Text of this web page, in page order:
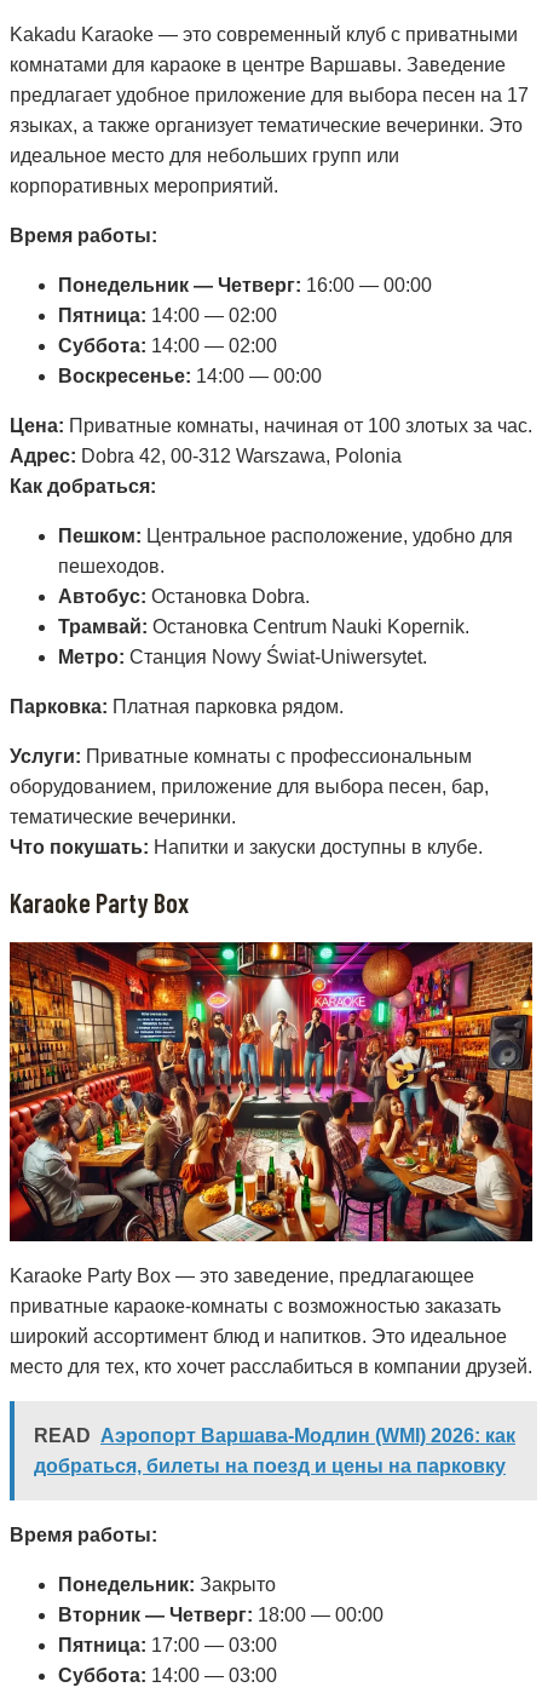
Kakadu Karaoke — это современный клуб с приватными
комнатами для караоке в центре Варшавы. Заведение
предлагает удобное приложение для выбора песен на 17
языках, а также организует тематические вечеринки. Это
идеальное место для небольших групп или
корпоративных мероприятий.
Время работы:
Понедельник — Четверг: 16:00 — 00:00
Пятница: 14:00 — 02:00
Суббота: 14:00 — 02:00
Воскресенье: 14:00 — 00:00
Цена: Приватные комнаты, начиная от 100 злотых за час.
Адрес: Dobra 42, 00-312 Warszawa, Polonia
Как добраться:
Пешком: Центральное расположение, удобно для
пешеходов.
Автобус: Остановка Dobra.
Трамвай: Остановка Centrum Nauki Kopernik.
Метро: Станция Nowy Świat-Uniwersytet.
Парковка: Платная парковка рядом.
Услуги: Приватные комнаты с профессиональным
оборудованием, приложение для выбора песен, бар,
тематические вечеринки.
Что покушать: Напитки и закуски доступны в клубе.
Karaoke Party Box
Karaoke Party Box — это заведение, предлагающее
приватные караоке-комнаты с возможностью заказать
широкий ассортимент блюд и напитков. Это идеальное
место для тех, кто хочет расслабиться в компании друзей.
READ Аэропорт Варшава-Модлин (WMI) 2026: как
добраться, билеты на поезд и цены на парковку
Время работы:
Понедельник: Закрыто
Вторник — Четверг: 18:00 — 00:00
Пятница: 17:00 — 03:00
Суббота: 14:00 — 03:00